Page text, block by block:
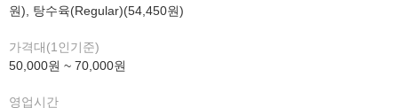
원), 탕수육(Regular)(54,450원)
가격대(1인기준)
50,000원 ~ 70,000원
영업시간